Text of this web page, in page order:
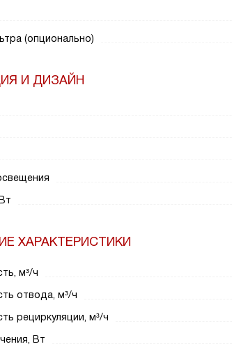
(опционально)
И ДИЗАЙН
ХАРАКТЕРИСТИКИ
м³/ч
отвода, м³/ч
рециркуляции, м³/ч
Вт